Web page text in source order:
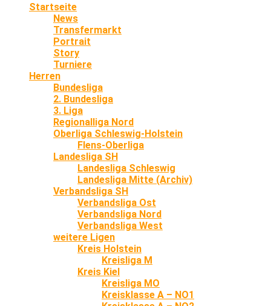
Startseite
News
Transfermarkt
Portrait
Story
Turniere
Herren
Bundesliga
2. Bundesliga
3. Liga
Regionalliga Nord
Oberliga Schleswig-Holstein
Flens-Oberliga
Landesliga SH
Landesliga Schleswig
Landesliga Mitte (Archiv)
Verbandsliga SH
Verbandsliga Ost
Verbandsliga Nord
Verbandsliga West
weitere Ligen
Kreis Holstein
Kreisliga M
Kreis Kiel
Kreisliga MO
Kreisklasse A – NO1